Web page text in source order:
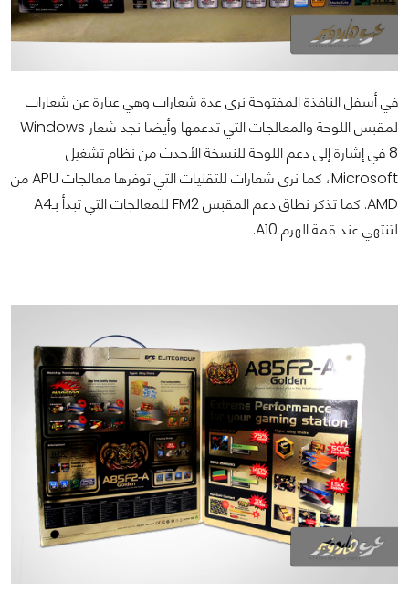
في أسفل النافذة المفتوحة نرى عدة شعارات وهي عبارة عن شعارات
لمقبس اللوحة والمعالجات التي تدعمها وأيضا نجد شعار Windows
8 في إشارة إلى دعم اللوحة للنسخة الأحدث من نظام تشغيل
Microsoft، كما نرى شعارات للتقنيات التي توفرها معالجات APU من
AMD. كما تذكر نطاق دعم المقبس FM2 للمعالجات التي تبدأ بـA4
لتنتهي عند قمة الهرم A10.